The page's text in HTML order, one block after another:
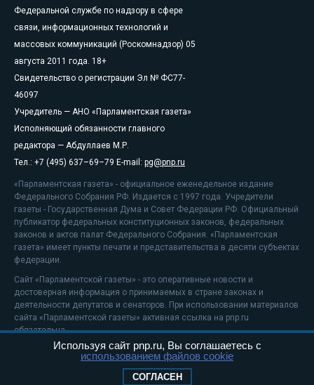
Федеральной службе по надзору в сфере
связи, информационных технологий и
массовых коммуникаций (Роскомнадзор) 05
августа 2011 года. 18+
Свидетельство о регистрации Эл № ФС77-
46097
Учредитель — АНО «Парламентская газета»
Исполняющий обязанности главного
редактора — Абдуллаев М.Р.
Тел.: +7 (495) 637–69–79 E-mail: pg@pnp.ru
«Парламентская газета» - официальное еженедельное издание
Федерального Собрания РФ. Издается с 1997 года. Учредители
газеты - Государственная Дума и Совет Федерации РФ. Официальный
публикатор федеральных конституционных законов, федеральных
законов и актов палат Федерального Собрания. «Парламентская
газета» имеет пункты печати и представительства в десяти субъектах
федерации.
Сайт «Парламентской газеты» - это оперативные новости и
достоверная информация о принимаемых в стране законах и
деятельности депутатов и сенаторов. При использовании материалов
сайта «Парламентской газеты» активная ссылка на pnp.ru
обязательна.
На информационном ресурсе применяютсярекомендательные
Положение о защите персональных данных
Используя сайт pnp.ru, Вы соглашаетесь с
использованием файлов cookie
СОГЛАСЕН